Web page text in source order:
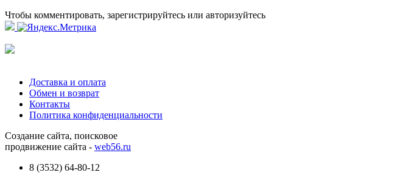
Чтобы комментировать, зарегистрируйтесь или авторизуйтесь
Доставка и оплата
Обмен и возврат
Контакты
Политика конфиденциальности
Создание сайта, поисковое
продвижение сайта - web56.ru
8 (3532) 64-80-12